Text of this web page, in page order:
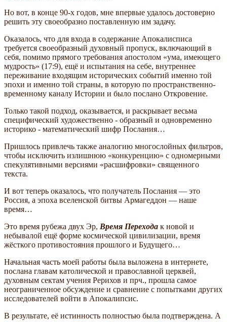
Но вот, в конце 90-х годов, мне впервые удалось достоверно
решить эту своеобразно поставленную им задачу.
Оказалось, что для входа в содержание Апокалисписа
требуется своеобразный духовный пропуск, включающий в
себя, помимо прямого требования апостолом «ума, имеющего
мудрость» (17:9), ещё и испытания на себе, внутреннее
переживание входящим исторических событий именно той
эпохи и именно той страны, в которую по пространственно-
временному каналу Истории и было послано Откровение.
Только такой подход, оказывается, и раскрывает весьма
специфический художественно - образный и одновременно
историко - математический шифр Послания…
Пришлось привлечь также аналогию многослойных фильтров,
чтобы исключить излишнюю «конкуренцию» с одномерными
спекулятивными версиями «расшифровки» священного
текста.
И вот теперь оказалось, что получатель Послания — это
Россия, а эпоха вселенской битвы Армагеддон — наше
время…
Это время рубежа двух Эр, Время Перехода к новой и
небывалой ещё форме космической цивилизации, время
жёсткого противостояния прошлого и Будущего…
Начальная часть моей работы была выложена в интернете,
послана главам католической и православной церквей,
духовным сектам учения Рерихов и прч., прошла самое
неограниченное обсуждение и сравнение с попытками других
исследователей войти в Апокалипсис.
В результате, её истинность полностью была подтверждена. А